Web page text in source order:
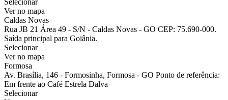
Ver no mapa
Caldas Novas
Rua JB 21 Área 49 - S/N - Caldas Novas - GO CEP: 75.690-000.
Saída principal para Goiânia.
Selecionar
Ver no mapa
Formosa
Av. Brasília, 146 - Formosinha, Formosa - GO Ponto de referência:
Em frente ao Café Estrela Dalva
Selecionar